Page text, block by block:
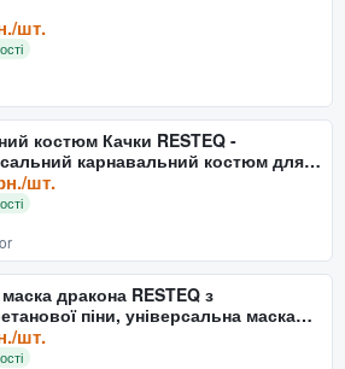
шт.
костюм Качки RESTEQ -
карнавальний костюм для
(зріст 160-200 см
шт.
дракона RESTEQ з
піни, універсальна маска
дорослих і діте
шт.